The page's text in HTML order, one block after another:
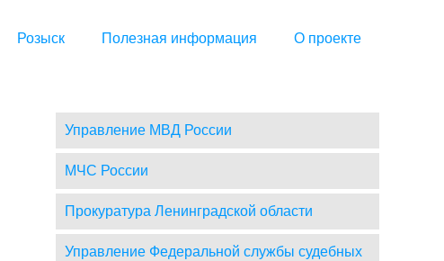
Розыск Полезная информация О проекте
Управление МВД России
МЧС России
Прокуратура Ленинградской области
Управление Федеральной службы судебных